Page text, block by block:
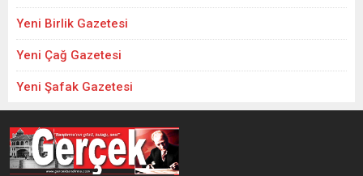
Yeni Birlik Gazetesi
Yeni Çağ Gazetesi
Yeni Şafak Gazetesi